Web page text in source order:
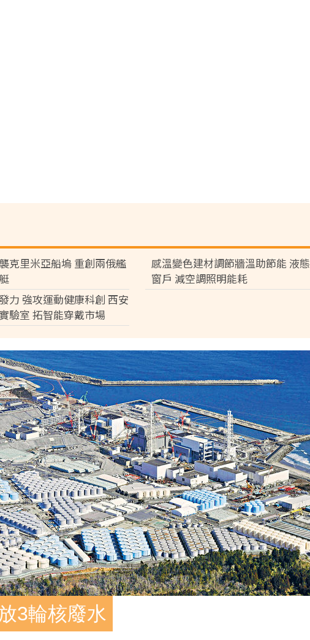
克里米亞船塢 重創兩俄艦
感溫變色建材調節牆溫助節能 液態
窗戶 減空調照明能耗
力 強攻運動健康科創 西安
驗室 拓智能穿戴市場
3輪核廢水